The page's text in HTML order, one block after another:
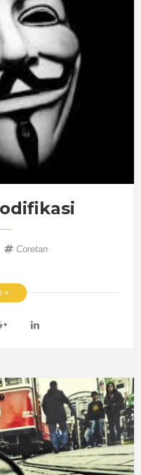
Coretan
»